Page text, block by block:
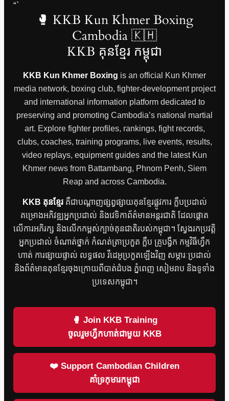
“`
🥊 KKB Kun Khmer Boxing
Cambodia 🇰🇭
KKB គុនខ្មែរ កម្ពុជា
KKB Kun Khmer Boxing is an official Kun Khmer
media network, boxing club, fighter-development project
and international information platform dedicated to
preserving and promoting Cambodia’s national martial
art. Explore fighter profiles, rankings, fight records,
clubs, coaches, training programs, live events, results,
video replays, equipment guides and the latest Kun
Khmer news from Battambang, Phnom Penh, Siem
Reap and across Cambodia.
KKB គុនខ្មែរគឺជាបណ្តាញផ្សព្វផ្សាយគុនខ្មែរផ្លូវការ ក្លឹបប្រដាល់
គម្រោងអភិវឌ្ឍអ្នកប្រដាល់ និងវេទិកាព័ត៌មានអន្តរជាតិ ដែលផ្តោត
លើការអភិរក្ស និងលើកកម្ពស់ក្បាច់គុនជាតិរបស់កម្ពុជា។ ស្វែងរកប្រវត្តិ
អ្នកប្រដាល់ ចំណាត់ថ្នាក់ កំណត់ត្រាប្រកួត ក្លឹប គ្រូបង្វឹក កម្មវិធីហ្វឹក
ហាត់ ការផ្សាយផ្ទាល់ លទ្ធផល វីដេអូប្រកួតឡើងវិញ សម្ភារៈប្រដាល់
និងព័ត៌មានគុនខ្មែរចុងក្រោយពីបាត់ដំបង ភ្នំពេញ សៀមរាប និងទូទាំង
ប្រទេសកម្ពុជា។
🥊 Join KKB Training
ចូលរួមហ្វឹកហាត់ជាមួយ KKB
❤️ Support Cambodian Children
គាំទ្រកុមារកម្ពុជា